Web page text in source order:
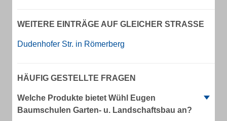
WEITERE EINTRÄGE AUF GLEICHER STRASSE
Dudenhofer Str. in Römerberg
HÄUFIG GESTELLTE FRAGEN
Welche Produkte bietet Wühl Eugen
Baumschulen Garten- u. Landschaftsbau an?